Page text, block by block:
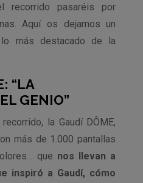
recorrido pasaréis por
Aquí os dejamos un
más destacado de la
“LA
GENIO”
la Gaudí DÔME,
más de 1.000 pantallas
que nos llevan a
inspiró a Gaudí, cómo